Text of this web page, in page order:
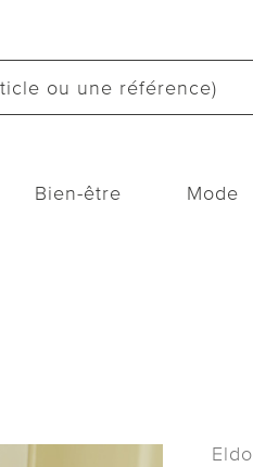
Bien-être Mode
Eldo